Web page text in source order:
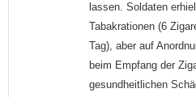
lassen. Soldaten
Tabakrationen (6
Tag), aber auf
beim Empfang der
gesundheitlichen